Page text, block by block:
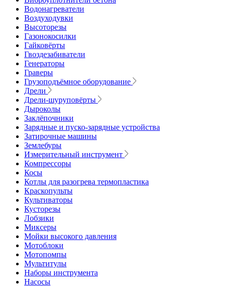
Водонагреватели
Воздуходувки
Высоторезы
Газонокосилки
Гайковёрты
Гвоздезабиватели
Генераторы
Граверы
Грузоподъёмное оборудование
Дрели
Дрели-шуруповёрты
Дыроколы
Заклёпочники
Зарядные и пуско-зарядные устройства
Затирочные машины
Землебуры
Измерительный инструмент
Компрессоры
Косы
Котлы для разогрева термопластика
Краскопульты
Культиваторы
Кусторезы
Лобзики
Миксеры
Мойки высокого давления
Мотоблоки
Мотопомпы
Мультитулы
Наборы инструмента
Насосы